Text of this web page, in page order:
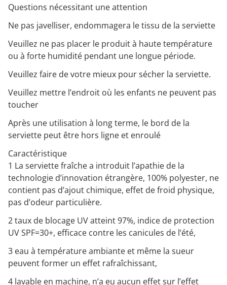
Questions nécessitant une attention
Ne pas javelliser, endommagera le tissu de la serviette
Veuillez ne pas placer le produit à haute température
ou à forte humidité pendant une longue période.
Veuillez faire de votre mieux pour sécher la serviette.
Veuillez mettre l’endroit où les enfants ne peuvent pas
toucher
Après une utilisation à long terme, le bord de la
serviette peut être hors ligne et enroulé
Caractéristique
1 La serviette fraîche a introduit l’apathie de la
technologie d’innovation étrangère, 100% polyester, ne
contient pas d’ajout chimique, effet de froid physique,
pas d’odeur particulière.
2 taux de blocage UV atteint 97%, indice de protection
UV SPF=30+, efficace contre les canicules de l’été,
3 eau à température ambiante et même la sueur
peuvent former un effet rafraîchissant,
4 lavable en machine, n’a eu aucun effet sur l’effet